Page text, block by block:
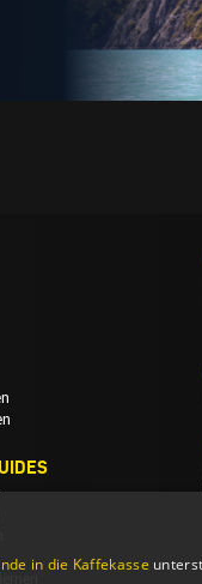
in die Kaffekasse